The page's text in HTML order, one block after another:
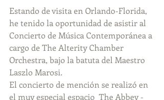
Estando de visita en Orlando-Florida,
he tenido la oportunidad de asistir al
Concierto de Música Contemporánea a
cargo de The Alterity Chamber
Orchestra, bajo la batuta del Maestro
Laszlo Marosi.
El concierto de mención se realizó en
el muy especial espacio  The Abbey -